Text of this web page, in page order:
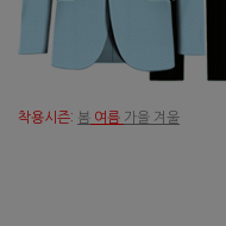
착용시즌: 봄 여름 가을 겨울